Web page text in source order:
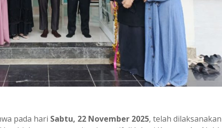
pada hari Sabtu, 22 November 2025, telah dilaksanakan